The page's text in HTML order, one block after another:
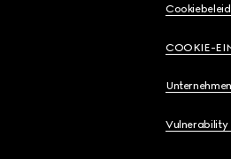
Cookiebeleid
COOKIE-
Vulnerability